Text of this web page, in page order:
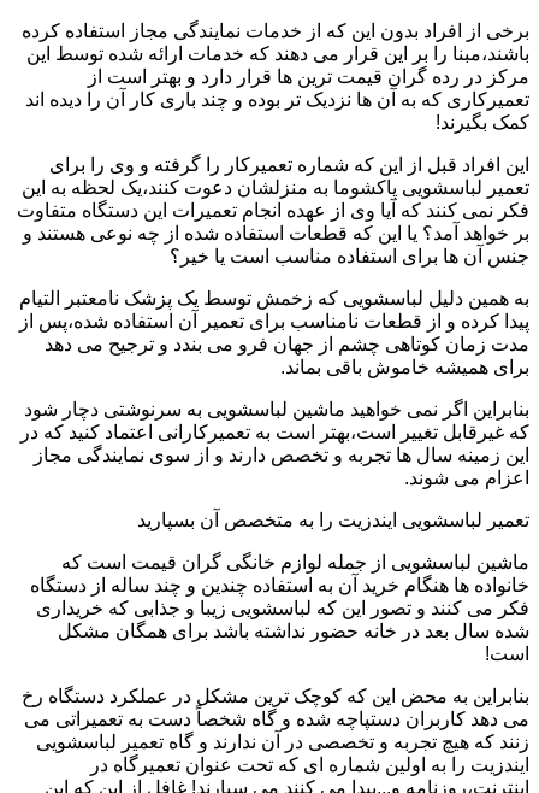
برخی از افراد بدون این که از خدمات نمایندگی مجاز استفاده کرده
باشند،مبنا را بر این قرار می دهند که خدمات ارائه شده توسط این
مرکز در رده گران قیمت ترین ها قرار دارد و بهتر است از
تعمیرکاری که به آن ها نزدیک تر بوده و چند باری کار آن را دیده اند
کمک بگیرند!
این افراد قبل از این که شماره تعمیرکار را گرفته و وی را برای
تعمیر لباسشویی پاکشوما به منزلشان دعوت کنند،یک لحظه به این
فکر نمی کنند که آیا وی از عهده انجام تعمیرات این دستگاه متفاوت
بر خواهد آمد؟ یا این که قطعات استفاده شده از چه نوعی هستند و
جنس آن ها برای استفاده مناسب است یا خیر؟
به همین دلیل لباسشویی که زخمش توسط یک پزشک نامعتبر التیام
پیدا کرده و از قطعات نامناسب برای تعمیر آن استفاده شده،پس از
مدت زمان کوتاهی چشم از جهان فرو می بندد و ترجیح می دهد
برای همیشه خاموش باقی بماند.
بنابراین اگر نمی خواهید ماشین لباسشویی به سرنوشتی دچار شود
که غیرقابل تغییر است،بهتر است به تعمیرکارانی اعتماد کنید که در
این زمینه سال ها تجربه و تخصص دارند و از سوی نمایندگی مجاز
اعزام می شوند.
تعمیر لباسشویی ایندزیت را به متخصص آن بسپارید
ماشین لباسشویی از جمله لوازم خانگی گران قیمت است که
خانواده ها هنگام خرید آن به استفاده چندین و چند ساله از دستگاه
فکر می کنند و تصور این که لباسشویی زیبا و جذابی که خریداری
شده سال بعد در خانه حضور نداشته باشد برای همگان مشکل
است!
بنابراین به محض این که کوچک ترین مشکل در عملکرد دستگاه رخ
می دهد کاربران دستپاچه شده و گاه شخصاً دست به تعمیراتی می
زنند که هیچ تجربه و تخصصی در آن ندارند و گاه تعمیر لباسشویی
ایندزیت را به اولین شماره ای که تحت عنوان تعمیرگاه در
اینترنت،روزنامه و...پیدا می کنند می سپارند! غافل از این که این